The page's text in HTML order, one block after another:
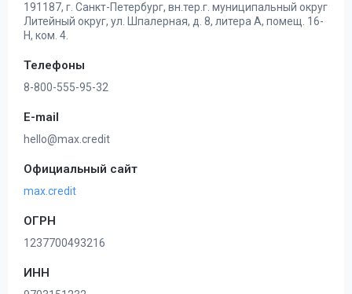
191187, г. Санкт-Петербург, вн.тер.г. муниципальный округ
Литейный округ, ул. Шпалерная, д. 8, литера А, помещ. 16-
Н, ком. 4.
Телефоны
8-800-555-95-32
E-mail
hello@max.credit
Официальный сайт
max.credit
ОГРН
1237700493216
ИНН